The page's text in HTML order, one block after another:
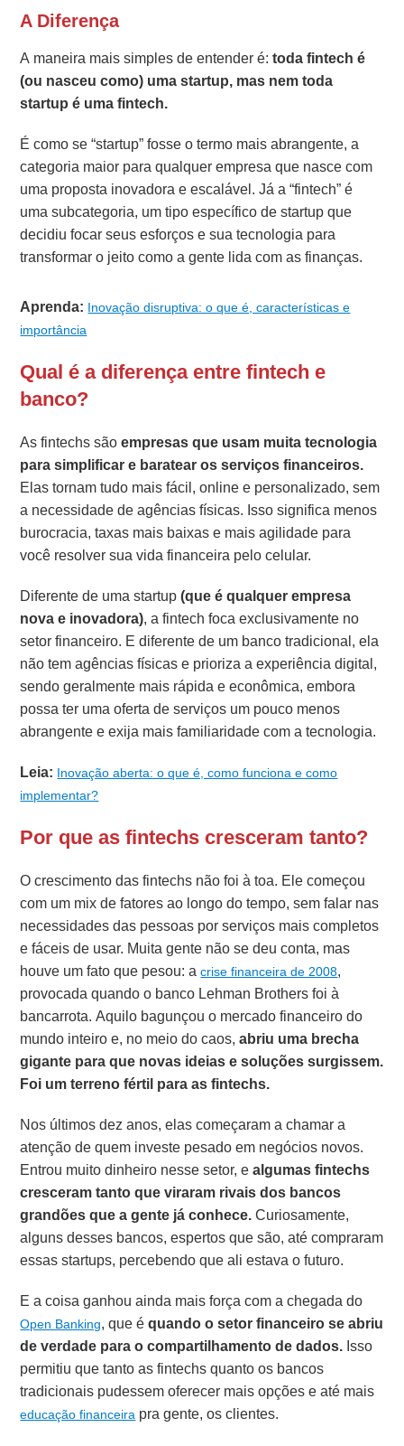
A Diferença
A maneira mais simples de entender é:toda fintech é
(ou nasceu como) uma startup, mas nem toda
startup é uma fintech.
É como se “startup” fosse o termo mais abrangente, a
categoria maior para qualquer empresa que nasce com
uma proposta inovadora e escalável. Já a “fintech” é
uma subcategoria, um tipo específico de startup que
decidiu focar seus esforços e sua tecnologia para
transformar o jeito como a gente lida com as finanças.
Aprenda: Inovação disruptiva: o que é, características e
importância
Qual é a diferença entre fintech e
banco?
As fintechs sãoempresas que usam muita tecnologia
para simplificar e baratear os serviços financeiros.
Elas tornam tudo mais fácil, online e personalizado, sem
a necessidade de agências físicas. Isso significa menos
burocracia, taxas mais baixas e mais agilidade para
você resolver sua vida financeira pelo celular.
Diferente de uma startup(que é qualquer empresa
nova e inovadora), a fintech foca exclusivamente no
setor financeiro. E diferente de um banco tradicional, ela
não tem agências físicas e prioriza a experiência digital,
sendo geralmente mais rápida e econômica, embora
possa ter uma oferta de serviços um pouco menos
abrangente e exija mais familiaridade com a tecnologia.
Leia: Inovação aberta: o que é, como funciona e como
implementar?
Por que as fintechs cresceram tanto?
O crescimento das fintechs não foi à toa. Ele começou
com um mix de fatores ao longo do tempo, sem falar nas
necessidades das pessoas por serviços mais completos
e fáceis de usar. Muita gente não se deu conta, mas
houve um fato que pesou: acrise financeira de 2008,
provocada quando o banco Lehman Brothers foi à
bancarrota. Aquilo bagunçou o mercado financeiro do
mundo inteiro e, no meio do caos,abriu uma brecha
gigante para que novas ideias e soluções surgissem.
Foi um terreno fértil para as fintechs.
Nos últimos dez anos, elas começaram a chamar a
atenção de quem investe pesado em negócios novos.
Entrou muito dinheiro nesse setor, ealgumas fintechs
cresceram tanto que viraram rivais dos bancos
grandões que a gente já conhece.Curiosamente,
alguns desses bancos, espertos que são, até compraram
essas startups, percebendo que ali estava o futuro.
E a coisa ganhou ainda mais força com a chegada do
Open Banking, que équando o setor financeiro se abriu
de verdade para o compartilhamento de dados. Isso
permitiu que tanto as fintechs quanto os bancos
tradicionais pudessem oferecer mais opções e até mais
educação financeira pra gente, os clientes.